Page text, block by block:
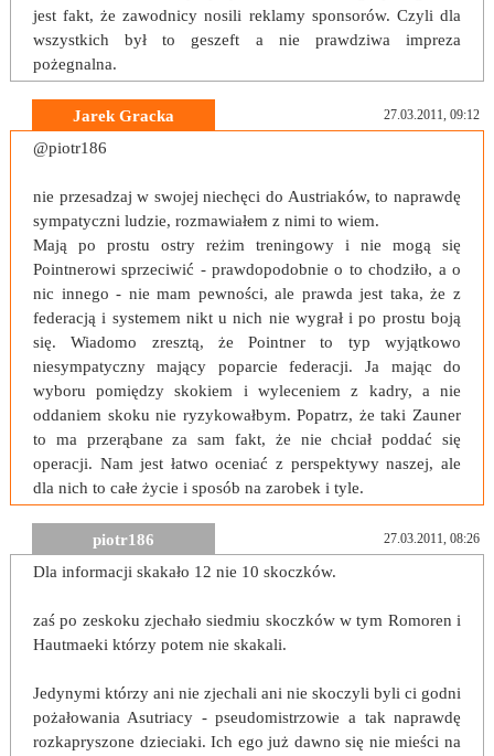
jest fakt, że zawodnicy nosili reklamy sponsorów. Czyli dla
wszystkich był to geszeft a nie prawdziwa impreza
pożegnalna.
Jarek Gracka 27.03.2011, 09:12
@piotr186
nie przesadzaj w swojej niechęci do Austriaków, to naprawdę
sympatyczni ludzie, rozmawiałem z nimi to wiem.
Mają po prostu ostry reżim treningowy i nie mogą się
Pointnerowi sprzeciwić - prawdopodobnie o to chodziło, a o
nic innego - nie mam pewności, ale prawda jest taka, że z
federacją i systemem nikt u nich nie wygrał i po prostu boją
się. Wiadomo zresztą, że Pointner to typ wyjątkowo
niesympatyczny mający poparcie federacji. Ja mając do
wyboru pomiędzy skokiem i wyleceniem z kadry, a nie
oddaniem skoku nie ryzykowałbym. Popatrz, że taki Zauner
to ma przerąbane za sam fakt, że nie chciał poddać się
operacji. Nam jest łatwo oceniać z perspektywy naszej, ale
dla nich to całe życie i sposób na zarobek i tyle.
piotr186 27.03.2011, 08:26
Dla informacji skakało 12 nie 10 skoczków.
zaś po zeskoku zjechało siedmiu skoczków w tym Romoren i
Hautmaeki którzy potem nie skakali.
Jedynymi którzy ani nie zjechali ani nie skoczyli byli ci godni
pożałowania Asutriacy - pseudomistrzowie a tak naprawdę
rozkapryszone dzieciaki. Ich ego już dawno się nie mieści na